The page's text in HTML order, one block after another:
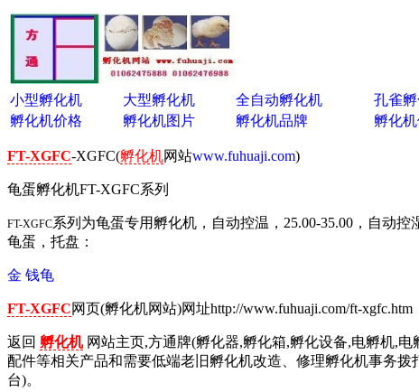
小型孵化机 大型孵化机 全自动孵化机 孔雀
孵化机价格
孵化机图片 孵化机品牌 孵化
FT-XGFC-XGFC(孵化机网站www.fuhuaji.com)
龟蛋孵化机FT-XGFC系列
FT-XGFC系列为龟蛋专用孵化机，自动控温， 25.00-35.00 ，自动控
龟蛋，托盘：
金 钱龟
FT-XGFC网页(孵化机网站)网址http://www.fuhuaji.com/ft-xgfc.htm
返回 孵化机网站主页,方通牌(孵化器,孵化箱,孵化设备,电孵机,
配件等相关产品和需要低端老旧孵化机改造、修理孵化机事务拨
台)。